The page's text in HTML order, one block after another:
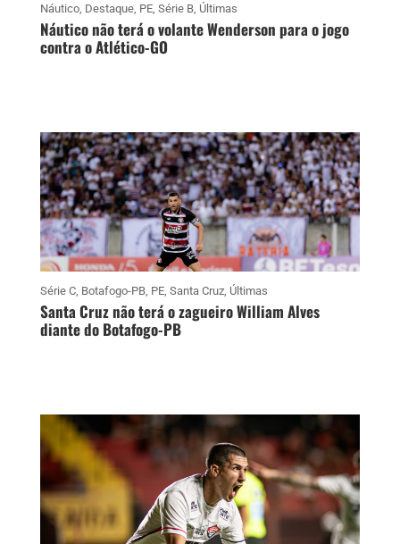
Náutico, Destaque, PE, Série B, Últimas
Náutico não terá o volante Wenderson para o jogo
contra o Atlético-GO
Série C, Botafogo-PB, PE, Santa Cruz, Últimas
Santa Cruz não terá o zagueiro William Alves
diante do Botafogo-PB